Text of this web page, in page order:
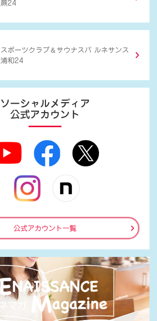
蕨24
スポーツクラブ ＆ サウナスパ ルネサンス
浦和24
ソーシャルメディア
公式アカウント
公式アカウント一覧